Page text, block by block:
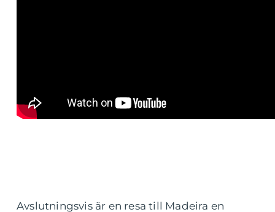
Avslutningsvis är en resa till Madeira en